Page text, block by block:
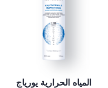
المياه الحرارية يورياج